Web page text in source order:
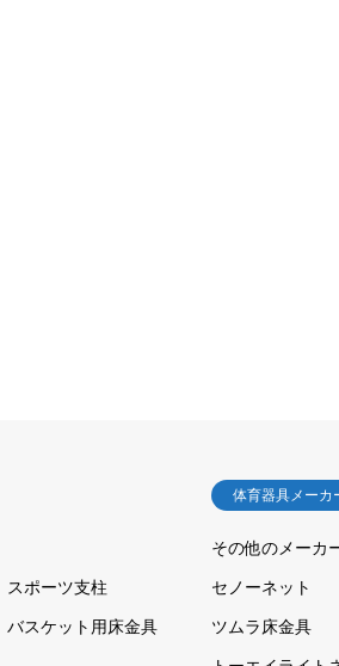
スポーツ支柱
バスケット用床金具
体育器具メーカ
その他のメーカ
セノーネット
ツムラ床金具